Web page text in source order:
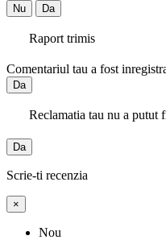
Nu Da
Raport trimis
Comentariul tau a fost
Da
Reclamatia tau nu a putut
Da
Scrie-ti recenzia
×
Nou